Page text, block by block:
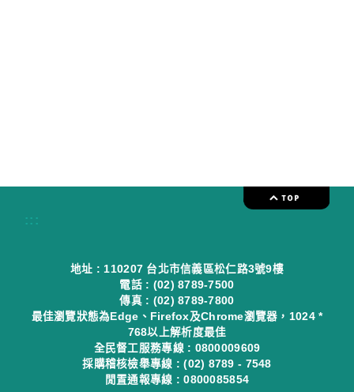
:::
地址 : 110207 台北市信義區松仁路3號9樓
電話 : (02) 8789-7500
傳真 : (02) 8789-7800
最佳瀏覽狀態為Edge、Firefox及Chrome瀏覽器，1024 *
768以上解析度最佳
全民督工服務專線 : 0800009609
採購稽核檢舉專線 : (02) 8789 - 7548
閒置通報專線 : 0800085854